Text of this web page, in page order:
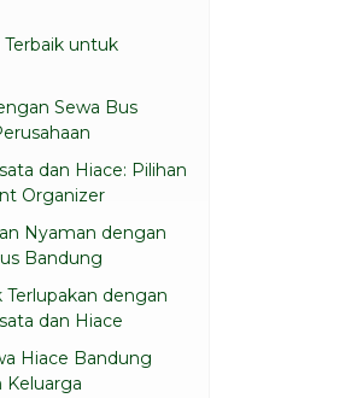
untuk
Sewa Bus
dan Hiace: Pilihan
Organizer
Nyaman dengan
Bandung
dengan
dan Hiace
Hiace Bandung
Keluarga